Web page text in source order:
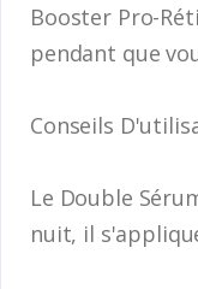
Booster Pro-
pendant que
Conseils
Le Double
nuit, il